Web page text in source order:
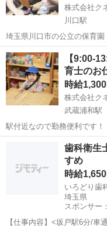
株式会社ク
川口駅
埼玉県川口市の公立の保育園！ ●
務可能です！ぜひ力を貸してください！ 風通しよ
たちで園の雰囲気もとても良
埼玉 川口市
【9:00-
育士のお
時給1,300
株式会社ク
武蔵浦和駅
駅付近なので勤務便利です！ 9:00-13:00 週4回 14:00-18:00 週2-4回
9：00-14：00 週3回 希望に
社と長いお付き合いの法人
さいたま市 武
歯科衛生
すめ
時給1,650
いろどり歯
埼玉県
スポンサー
【仕事内容】<坂戸駅6分/車